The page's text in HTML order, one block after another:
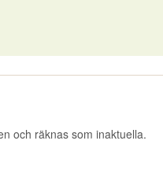
och räknas som inaktuella.